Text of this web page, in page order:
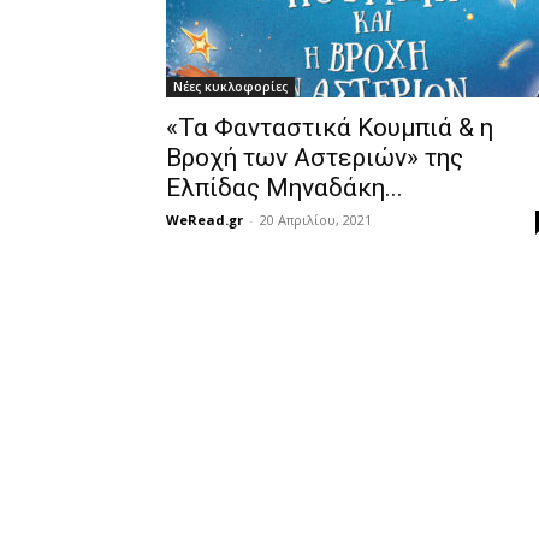
Νέες κυκλοφορίες
«Τα Φανταστικά Κουμπιά & η
Βροχή των Αστεριών» της
Ελπίδας Μηναδάκη...
WeRead.gr - 20 Απριλίου, 2021